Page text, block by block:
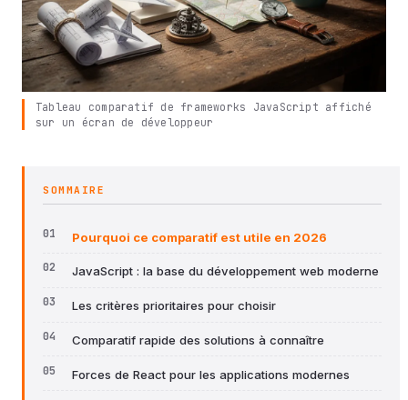
Tableau comparatif de frameworks JavaScript affiché
sur un écran de développeur
SOMMAIRE
Pourquoi ce comparatif est utile en 2026
JavaScript : la base du développement web moderne
Les critères prioritaires pour choisir
Comparatif rapide des solutions à connaître
Forces de React pour les applications modernes